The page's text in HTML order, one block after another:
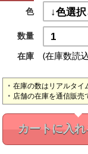
色
数量
在庫
(在庫数読
在庫の数はリアルタイ
店舗の在庫を通信販売
カートに入れ